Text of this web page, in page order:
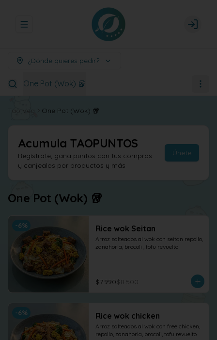
Abrir menu de navegación Login
¿Dónde quieres pedir?
One Pot (Wok) 🥡
One Pot (Wok) 🥡
Acumula TAOPUNTOS
Regístrate, gana puntos con tus compras
y canjealos por productos y más
Únete
One Pot (Wok) 🥡
-6% Rice wok Seitan
Arroz salteados al wok con seitan repollo,
zanahoria, brocoli , tofu revuelto
$7.990$8.500
-6% Rice wok chicken
Arroz salteados al wok con free chicken,
repollo, zanahoria, brocoli, tofu revuelto